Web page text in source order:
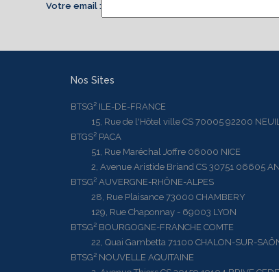
Votre email
Nos Sites
BTSG² ILE-DE-FRANCE
15, Rue de l'Hôtel ville CS 70005 92200
BTGS² PACA
51, Rue Maréchal Joffre 06000 NICE
2, Avenue Aristide Briand CS 30751 06605
BTSG² AUVERGNE-RHÔNE-ALPES
28, Rue Plaisance 73000 CHAMBERY
129, Rue Chaponnay - 69003 LYON
BTSG² BOURGOGNE-FRANCHE COMTE
22, Quai Gambetta 71100 CHALON-SUR-
BTSG² NOUVELLE AQUITAINE